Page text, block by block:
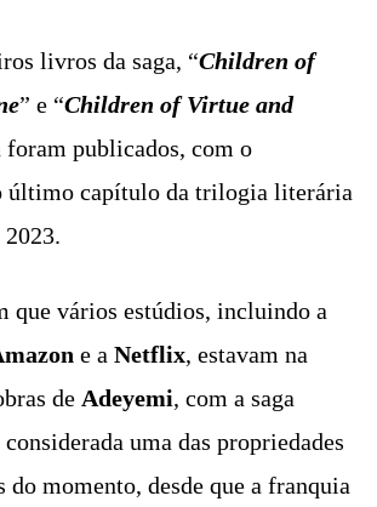
livros da saga, “Children of
” e “Children of Virtue and
foram publicados, com o
último capítulo da trilogia literária
2023.
que vários estúdios, incluindo a
e a Netflix, estavam na
de Adeyemi, com a saga
uma das propriedades
do momento, desde que a franquia